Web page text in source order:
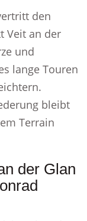
den
Veit an der
und
lange Touren
bleibt
Terrain
der Glan